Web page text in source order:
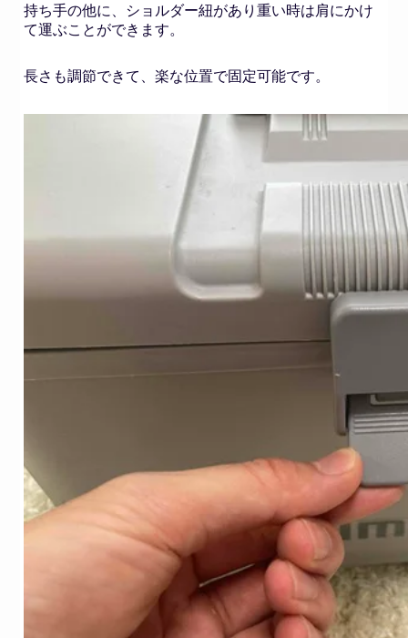
持ち手の他に、ショルダー紐があり重い時は肩にかけ
て運ぶことができます。
長さも調節できて、楽な位置で固定可能です。